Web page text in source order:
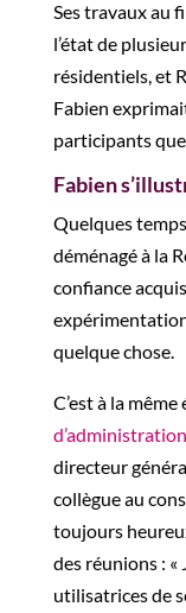
Ses travaux au
l’état de
résidentiels, et
Fabien
participants
Fabien
Quelques
déménagé à la
confiance
quelque chose.
C’est à la
directeur
collègue au
toujours
des réunions : «
utilisatrices de